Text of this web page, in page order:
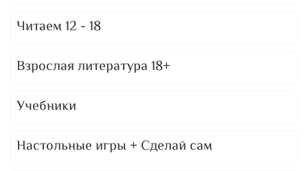
Читаем 12 - 18
Взрослая литература 18+
Учебники
Настольные игры + Сделай сам